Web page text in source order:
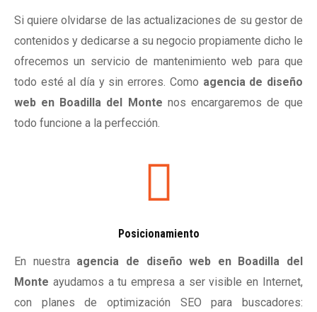
Si quiere olvidarse de las actualizaciones de su gestor de
contenidos y dedicarse a su negocio propiamente dicho le
ofrecemos un servicio de mantenimiento web para que
todo esté al día y sin errores. Como agencia de diseño
web en Boadilla del Monte nos encargaremos de que
todo funcione a la perfección.
Posicionamiento
En nuestra agencia de diseño web en Boadilla del
Monte ayudamos a tu empresa a ser visible en Internet,
con planes de optimización SEO para buscadores: